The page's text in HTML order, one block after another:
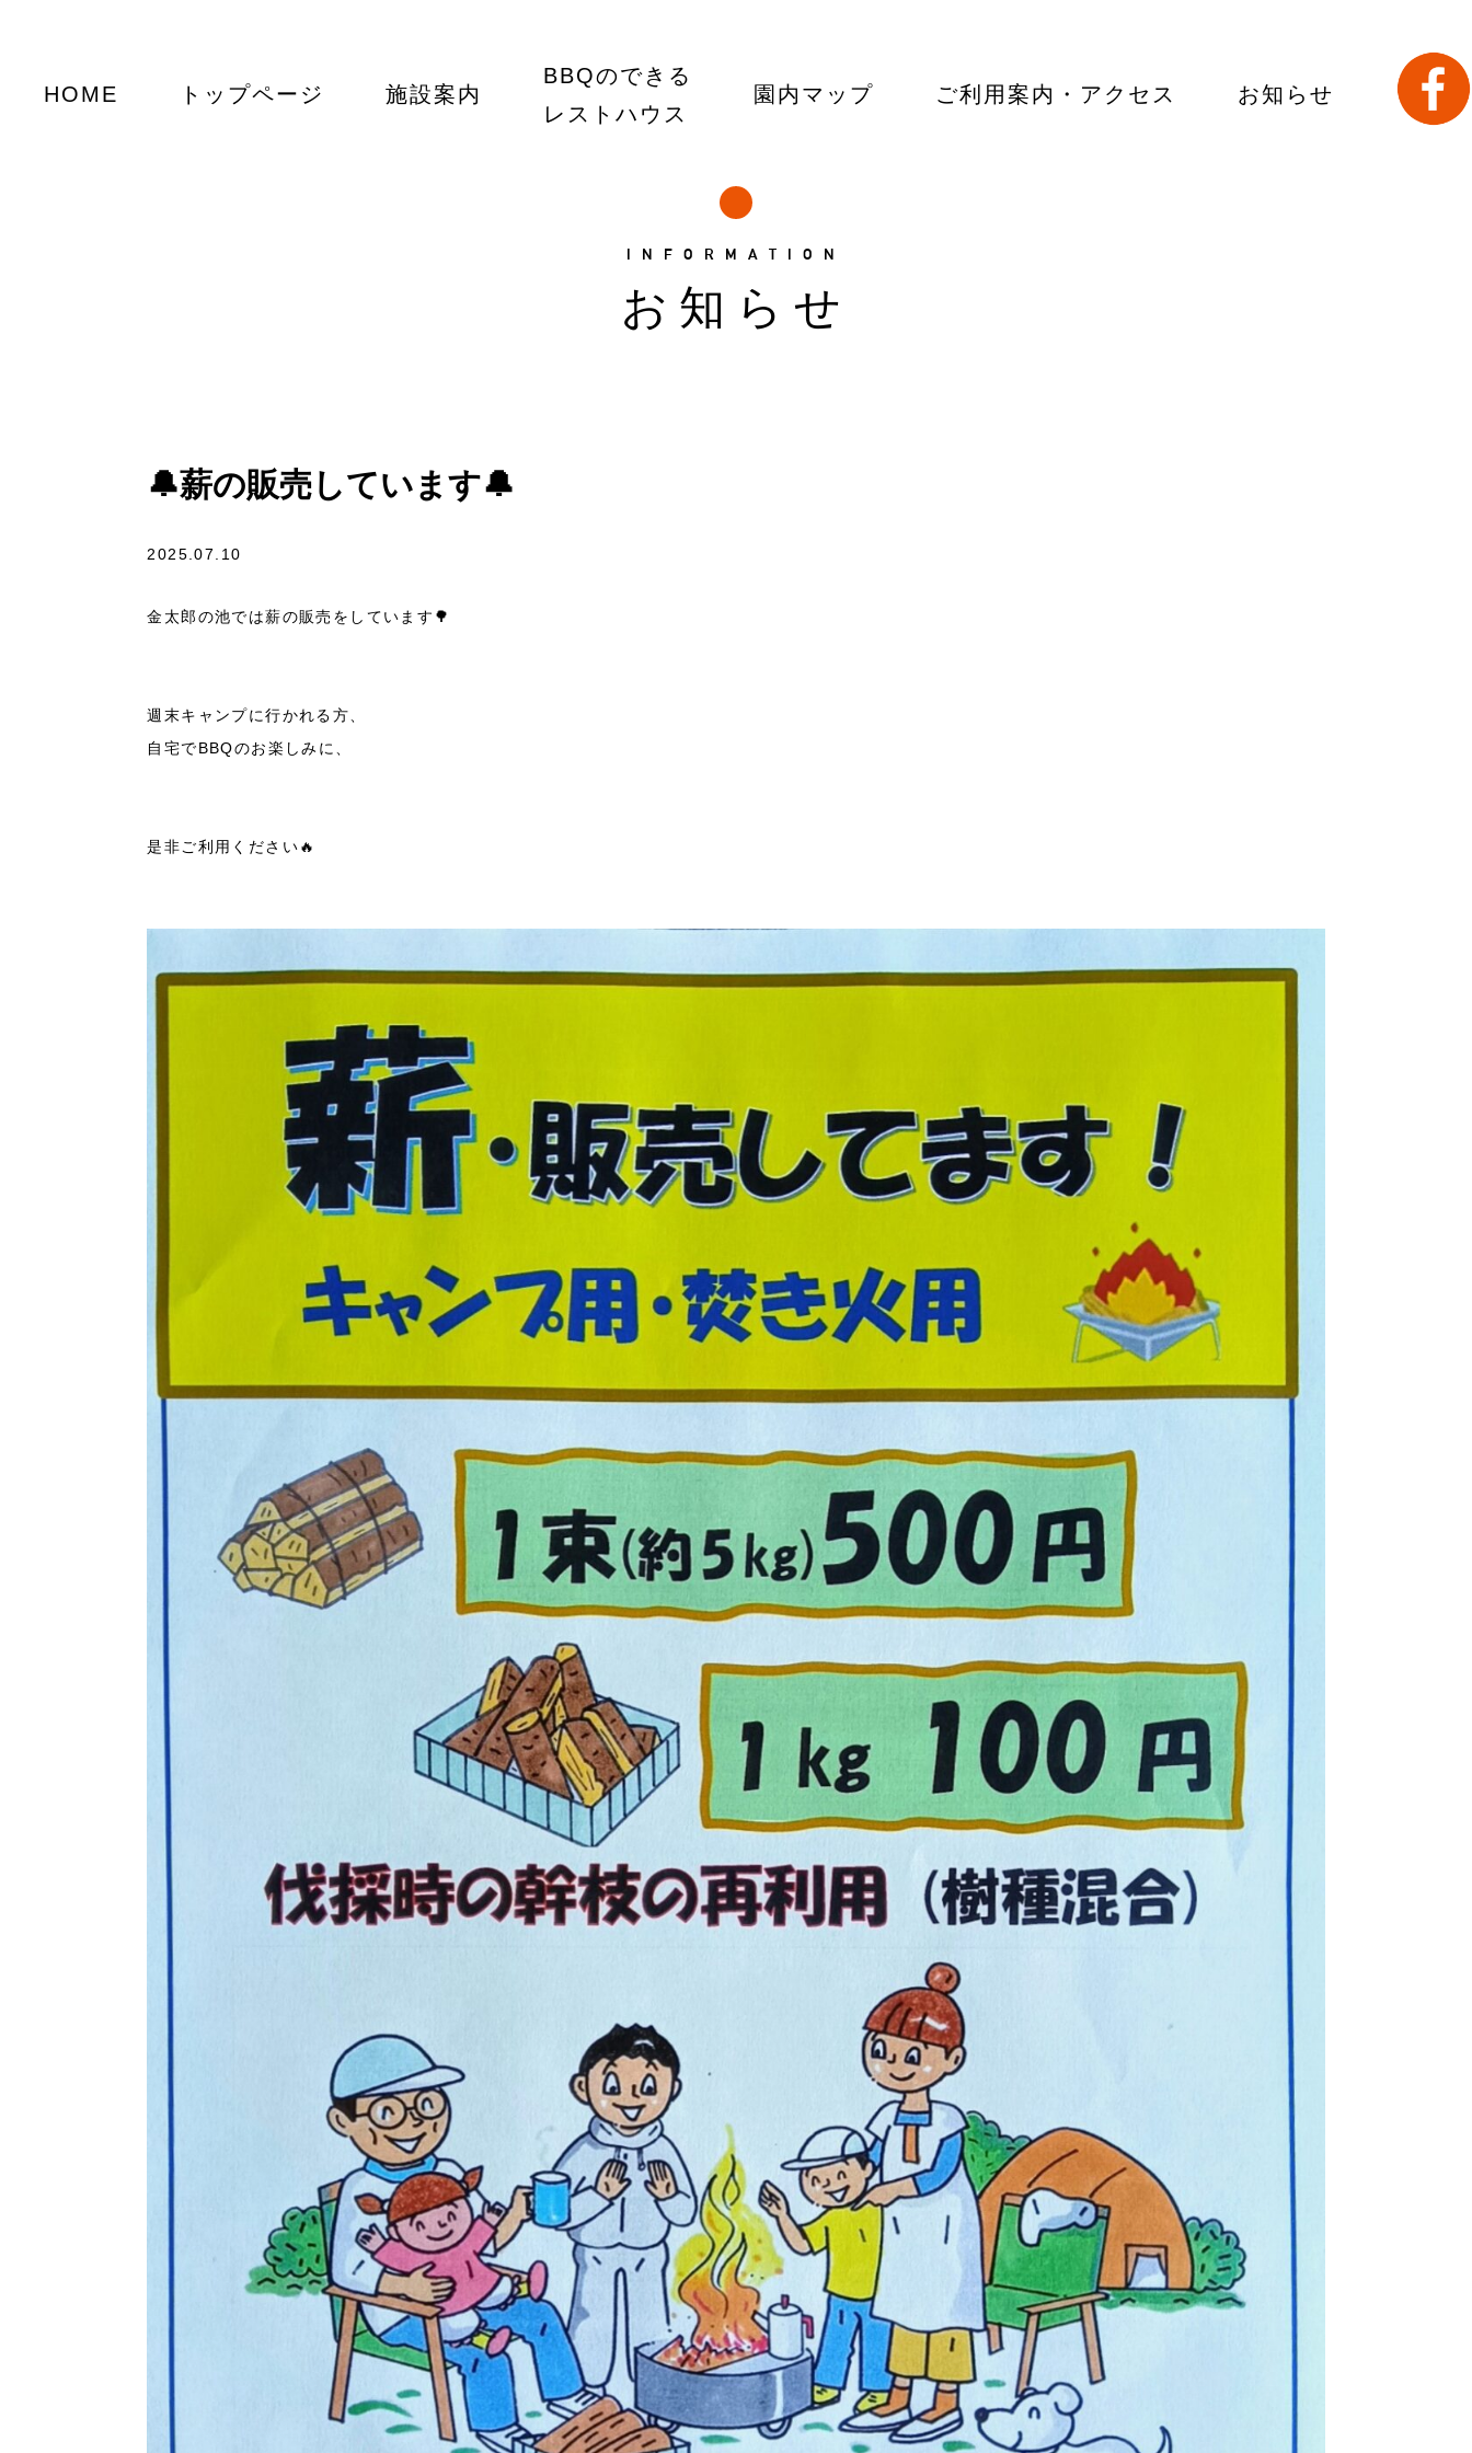
HOME トップページ 施設案内
BBQのできる
レストハウス
園内マップ ご利用案内・アクセス お知らせ
INFORMATION
お知らせ
🔔薪の販売しています🔔
2025.07.10
金太郎の池では薪の販売をしています🌳
週末キャンプに行かれる方、
自宅でBBQのお楽しみに、
是非ご利用ください🔥